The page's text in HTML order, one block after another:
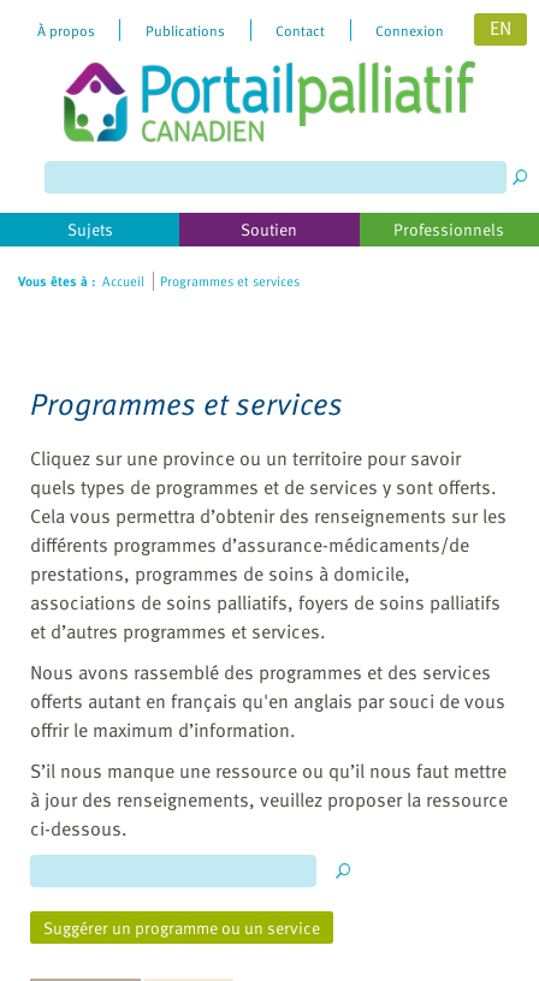
website
includes
an
accessibility
À propos Publications Contact Connexion EN
Sujets Soutien Professionnels
Vous êtes à : Accueil Programmes et services
Programmes et services
Cliquez sur une province ou un territoire pour savoir
quels types de programmes et de services y sont offerts.
Cela vous permettra d’obtenir des renseignements sur les
différents programmes d’assurance-médicaments/de
prestations, programmes de soins à domicile,
associations de soins palliatifs, foyers de soins palliatifs
et d’autres programmes et services.
Nous avons rassemblé des programmes et des services
offerts autant en français qu'en anglais par souci de vous
offrir le maximum d’information.
S’il nous manque une ressource ou qu’il nous faut mettre
à jour des renseignements, veuillez proposer la ressource
ci-dessous.
Suggérer un programme ou un service